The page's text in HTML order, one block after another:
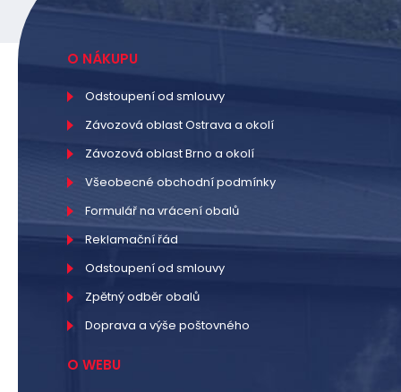
O NÁKUPU
Odstoupení od smlouvy
Závozová oblast Ostrava a okolí
Závozová oblast Brno a okolí
Všeobecné obchodní podmínky
Formulář na vrácení obalů
Reklamační řád
Odstoupení od smlouvy
Zpětný odběr obalů
Doprava a výše poštovného
O WEBU